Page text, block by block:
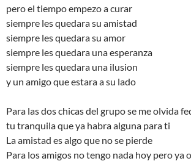
pero el tiempo empezo a curar
siempre les quedara su amistad
siempre les quedara su amor
siempre les quedara una esperanza
siempre les quedara una ilusion
y un amigo que estara a su lado
Para las dos chicas del grupo se me olvida
tu tranquila que ya habra alguna para ti
La amistad es algo que no se pierde
Para los amigos no tengo nada hoy pero ya